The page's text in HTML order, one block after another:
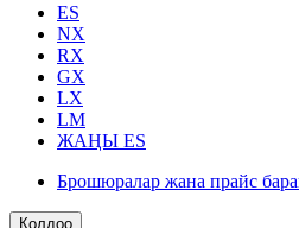
ES
NX
RX
GX
LX
LM
ЖАҢЫ ES
Брошюралар жана прайс
Колдоо